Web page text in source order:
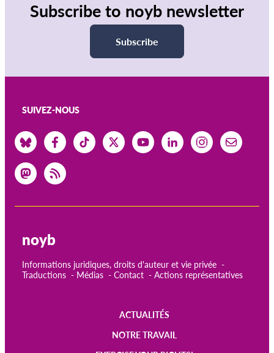
Subscribe to noyb newsletter
Subscribe
SUIVEZ-NOUS
noyb
Informations juridiques, droits d'auteur et vie privée
Traductions
Médias Contact Actions représentatives
ACTUALITÉS
NOTRE TRAVAIL